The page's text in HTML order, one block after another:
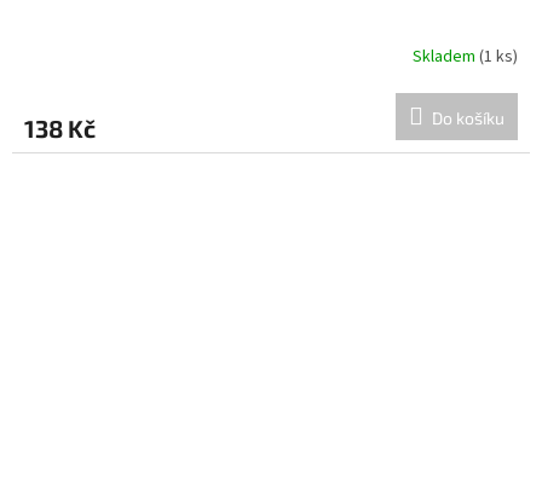
Skladem (1 ks)
138 Kč Do košíku